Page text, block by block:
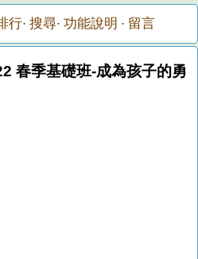
行· 搜尋· 功能說明 · 留言
春季基礎班-成為孩子的勇